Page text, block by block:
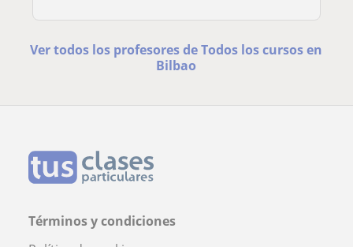
Ver todos los profesores de Todos los cursos en
Bilbao
Términos y condiciones